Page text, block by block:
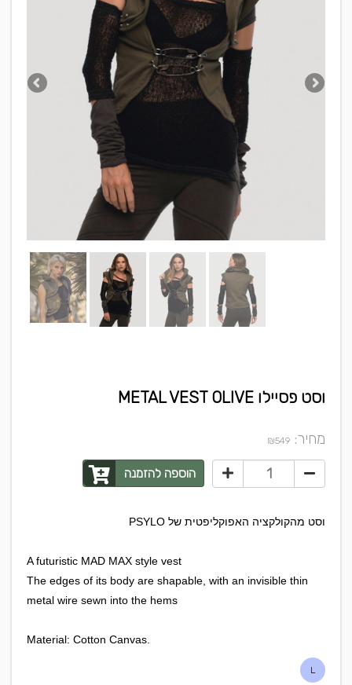
וסט פסיילו METAL VEST OLIVE
מחיר: ₪549
הוספה להזמנה
וסט מהקולקציה האפוקליפטית של PSYLO
A futuristic MAD MAX style vest
The edges of its body are shapable, with an invisible thin
metal wire sewn into the hems
L